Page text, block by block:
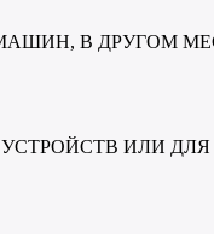
В ДРУГОМ
ИЛИ